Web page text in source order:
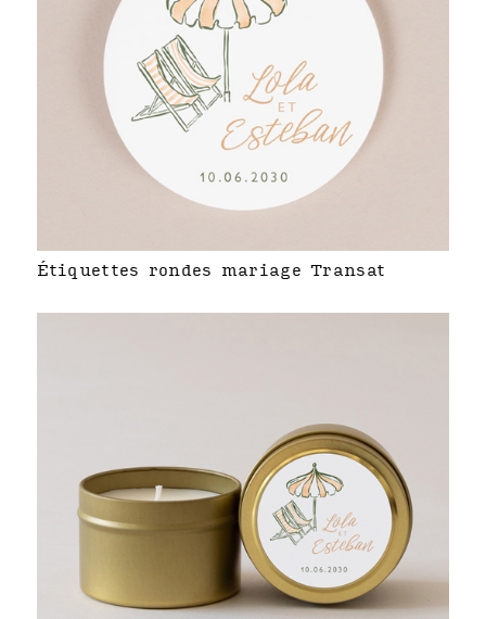
Étiquettes rondes mariage Transat